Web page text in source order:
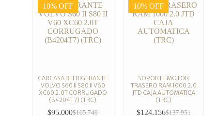
10% OFF
CARCASA REFRIGERANTE
VOLVO S60 II S80 II V60
XC60 2.0T CORRUGADO
(B4204T7) (TRC)
$105.740
$95.000
10% OFF
SOPORTE MOTOR
TRASERO RAM 1000 2.0
JTD CAJA AUTOMATICA
(TRC)
$137.951
$124.156